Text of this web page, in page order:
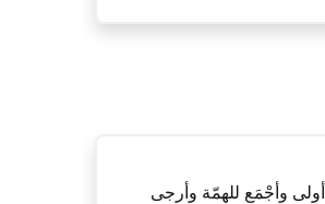
وأجْمَع للهمّة وأرجى